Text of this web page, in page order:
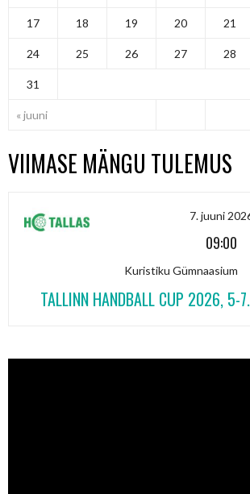
« juuni
17 18 19 20 21
24 25 26 27 28
31
VIIMASE MÄNGU TULEMUS
7. juuni
09:00
Kuristiku Gümnaasium
TALLINN HANDBALL CUP 2026, 5-